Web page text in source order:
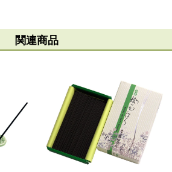
関連商品